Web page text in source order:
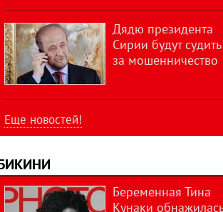
Дядю президента
Сирии будут судить
за мошенничество
Еще новостей!
Беременная Тина
Кунаки обнажилась